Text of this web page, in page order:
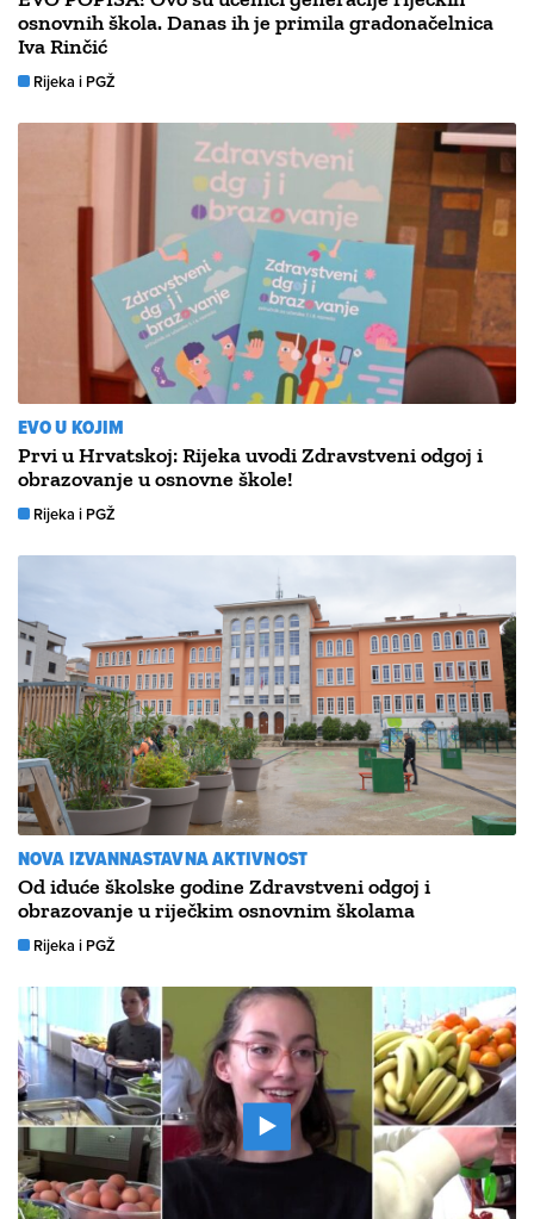
osnovnih škola. Danas ih je primila gradonačelnica
Iva Rinčić
Rijeka i PGŽ
EVO U KOJIM
Prvi u Hrvatskoj: Rijeka uvodi Zdravstveni odgoj i
obrazovanje u osnovne škole!
Rijeka i PGŽ
NOVA IZVANNASTAVNA AKTIVNOST
Od iduće školske godine Zdravstveni odgoj i
obrazovanje u riječkim osnovnim školama
Rijeka i PGŽ